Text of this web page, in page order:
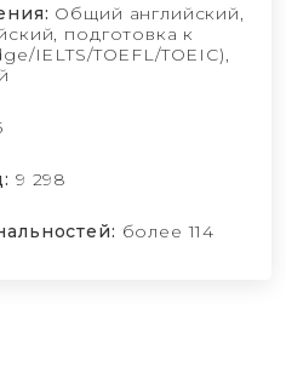
Общий английский,
подготовка к
IELTS/TOEFL/TOEIC),
9 298
более 114